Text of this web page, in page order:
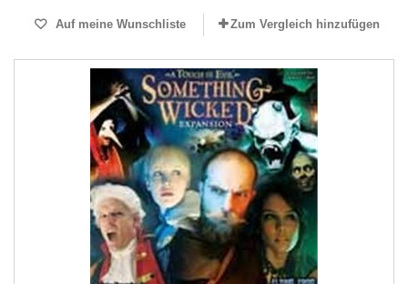
Auf meine Wunschliste Zum Vergleich hinzufügen